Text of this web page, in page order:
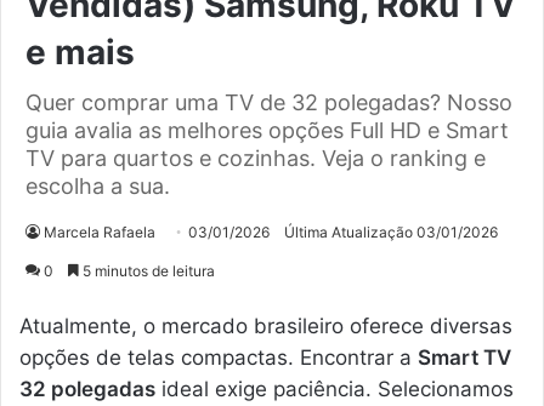
e mais
Quer comprar uma TV de 32 polegadas? Nosso
guia avalia as melhores opções Full HD e Smart
TV para quartos e cozinhas. Veja o ranking e
escolha a sua.
Marcela Rafaela 03/01/2026 Última Atualização 03/01/2026
0 5 minutos de leitura
Atualmente, o mercado brasileiro oferece diversas
opções de telas compactas. Encontrar a Smart TV
32 polegadas ideal exige paciência. Selecionamos